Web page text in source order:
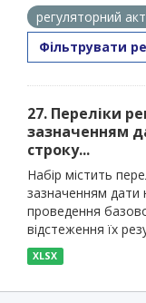
регуляторний акт
Фільтрувати
27. Переліки
зазначенням
строку...
Набір містить
зазначенням дати
проведення
відстеження їх
XLSX